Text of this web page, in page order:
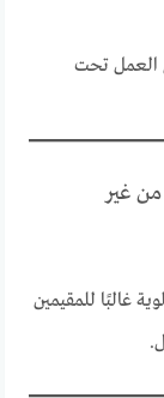
العمل تحت
من غير
غالبًا للمقيمين